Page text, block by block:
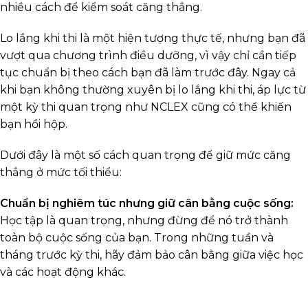
nhiều cách để kiểm soát căng thẳng.
Lo lắng khi thi là một hiện tượng thực tế, nhưng bạn đã
vượt qua chương trình điều dưỡng, vì vậy chỉ cần tiếp
tục chuẩn bị theo cách bạn đã làm trước đây. Ngay cả
khi bạn không thường xuyên bị lo lắng khi thi, áp lực từ
một kỳ thi quan trọng như NCLEX cũng có thể khiến
bạn hồi hộp.
Dưới đây là một số cách quan trọng để giữ mức căng
thẳng ở mức tối thiểu:
Chuẩn bị nghiêm túc nhưng giữ cân bằng cuộc sống:
Học tập là quan trọng, nhưng đừng để nó trở thành
toàn bộ cuộc sống của bạn. Trong những tuần và
tháng trước kỳ thi, hãy đảm bảo cân bằng giữa việc học
và các hoạt động khác.